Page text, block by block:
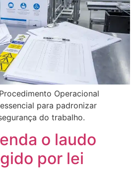
Operacional
para padronizar
do trabalho.
o laudo
por lei